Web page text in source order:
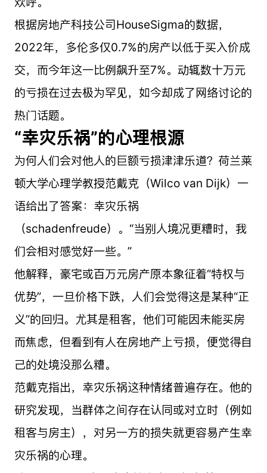
根据房地产科技公司HouseSigma的数据，
2022年，多伦多仅0.7%的房产以低于买入价成
交，而今年这一比例飙升至7%。动辄数十万元
的亏损在过去极为罕见，如今却成了网络讨论的
热门话题。
“幸灾乐祸”的心理根源
为何人们会对他人的巨额亏损津津乐道？荷兰莱
顿大学心理学教授范戴克（Wilco van Dijk）一
语给出了答案：幸灾乐祸
（schadenfreude）。“当别人境况更糟时，我
们会相对感觉好一些。”
他解释，豪宅或百万元房产原本象征着“特权与
优势”，一旦价格下跌，人们会觉得这是某种“正
义”的回归。尤其是租客，他们可能因未能买房
而焦虑，但看到有人在房地产上亏损，便觉得自
己的处境没那么糟。
范戴克指出，幸灾乐祸这种情绪普遍存在。他的
研究发现，当群体之间存在认同或对立时（例如
租客与房主），对另一方的损失就更容易产生幸
灾乐祸的心理。